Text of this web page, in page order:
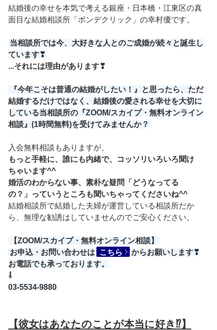
結婚後の幸せを本気で考える銀座・日本橋・江東区の真
面目な結婚相談所「ボンデクリック」の幸村優です。
当相談所では今、大好きな人とのご成婚が続々と誕生し
ています❣
...それには理由があります❣
『今年こそは普通の結婚がしたい！』と思ったら、ただ
結婚するだけではなく、結婚後の愛される幸せを大切に
している当相談所の『ZOOM/スカイプ・無料オンライン
相談』 (1時間無料)を受けてみませんか？
入会無料相談もありますが、
もっと手軽に、誰にも内緒で、コッソリいろいろ聞け
ちゃいます^^
婚活のわからない事、素朴な疑問「どうなってる
の？」っていうところも聞いちゃってくださいね^^
結婚相談所で結婚した夫婦が運営している相談所だか
ら、無理な勧誘はしていませんのでご安心ください。
【ZOOM/スカイプ・無料オンライン相談】
お申込・お問い合わせは
こちら
からお願いします❣
お電話でも承っております。
⇩
03-5534-9880
【彼女はあなたのことが本当に好き⁉】